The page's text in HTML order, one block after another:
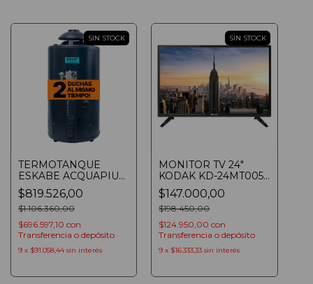
SIN STOCK
TERMOTANQUE
ESKABE ACQUAPIU
HYBRID4 H-700
MULTIGAS 40 LTS
700 LTS/H 19000
KCAL/H
(7796931871484)
$819.526,00
$1.106.360,00
$696.597,10 con
Transferencia o depósito
9 x $91.058,44 sin interés
SIN STOCK
MONITOR TV 24"
KODAK KD-24MT005
LED HD TDA HDMI
$147.000,00
$198.450,00
$124.950,00con
Transferencia o depósito
9 x $16.333,33 sin interés